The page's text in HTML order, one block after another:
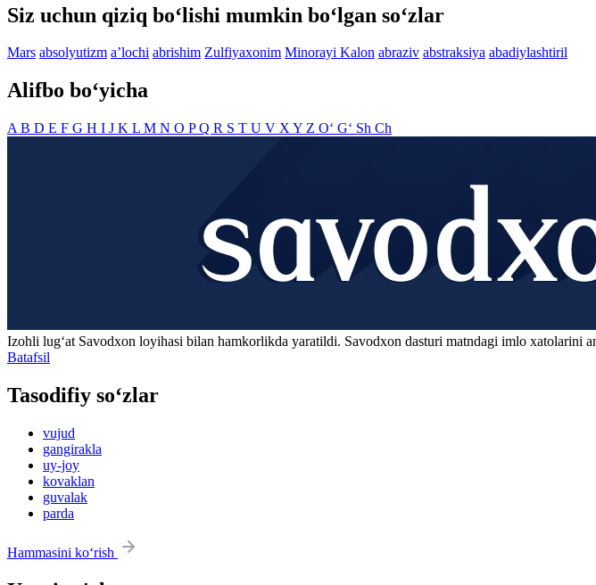
Siz uchun qiziq bo‘lishi mumkin bo‘lgan so‘zlar
Mars absolyutizm aʼlochi abrishim Zulfiyaxonim Minorayi Kalon abraziv abstraksiya abadiylashtiril
Alifbo bo‘yicha
A B D E F G H I J K L M N O PQ R S T U V X Y Z O‘ G‘ Sh Ch
Izohli lugʻat Savodxon loyihasi bilan hamkorlikda yaratildi. Savodxon dasturi matndagi imlo xatolarini
Batafsil
Tasodifiy so‘zlar
vujud
gangirakla
uy-joy
kovaklan
guvalak
parda
Hammasini ko‘rish